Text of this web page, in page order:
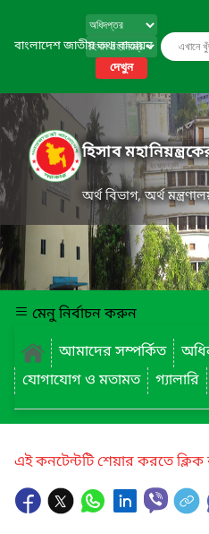
বাংলাদেশ জাতীয় তথ্য বাতায়ন
দেখুন
হিসাব
অর্থ বিভাগ, অর্থ
মেনু নির্বাচন করুন
আমাদের সম্পর্কিত
যোগাযোগ ও মতামত
গ্যালারি
এই কনটেন্টটি শেয়ার করতে